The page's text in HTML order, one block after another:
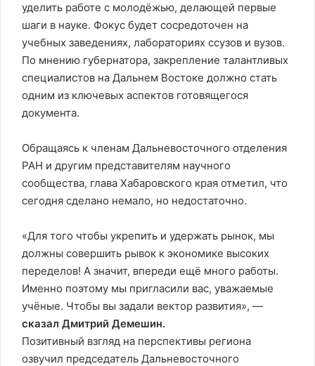
уделить работе с молодёжью, делающей первые
шаги в науке. Фокус будет сосредоточен на
учебных заведениях, лабораториях ссузов и вузов.
По мнению губернатора, закрепление талантливых
специалистов на Дальнем Востоке должно стать
одним из ключевых аспектов готовящегося
документа.
Обращаясь к членам Дальневосточного отделения
РАН и другим представителям научного
сообщества, глава Хабаровского края отметил, что
сегодня сделано немало, но недостаточно.
«Для того чтобы укрепить и удержать рынок, мы
должны совершить рывок к экономике высоких
переделов! А значит, впереди ещё много работы.
Именно поэтому мы пригласили вас, уважаемые
учёные. Чтобы вы задали вектор развития», —
сказал Дмитрий Демешин.
Позитивный взгляд на перспективы региона
озвучил председатель Дальневосточного